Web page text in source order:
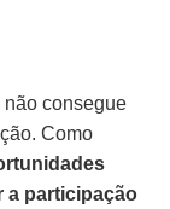
consegue
Como
a participação